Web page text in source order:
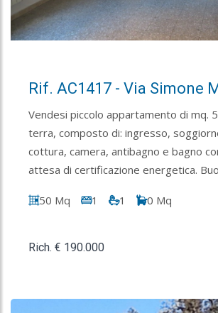
Rif. AC1417 - Via Simone
Vendesi piccolo appartamento di mq.
terra, composto di: ingresso,
cottura, camera, antibagno e bagno
attesa di certificazione energetica.
50 Mq 1 1 0 Mq
Rich. € 190.000